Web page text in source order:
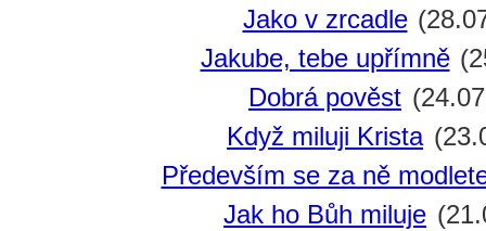
Jako v zrcadle
Jakube, tebe upřímně
Dobrá pověst
Když miluji Krista
Především se za ně
Jak ho Bůh miluje